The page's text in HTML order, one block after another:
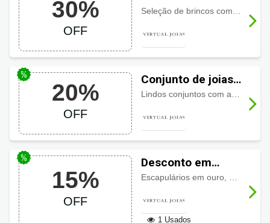
30%
OFF
desconto Virtual
20%
OFF
Conjunto de joias
com desconto
20% OFF
15%
OFF
Desconto em
Escapulários
15% OFF
1 Usados